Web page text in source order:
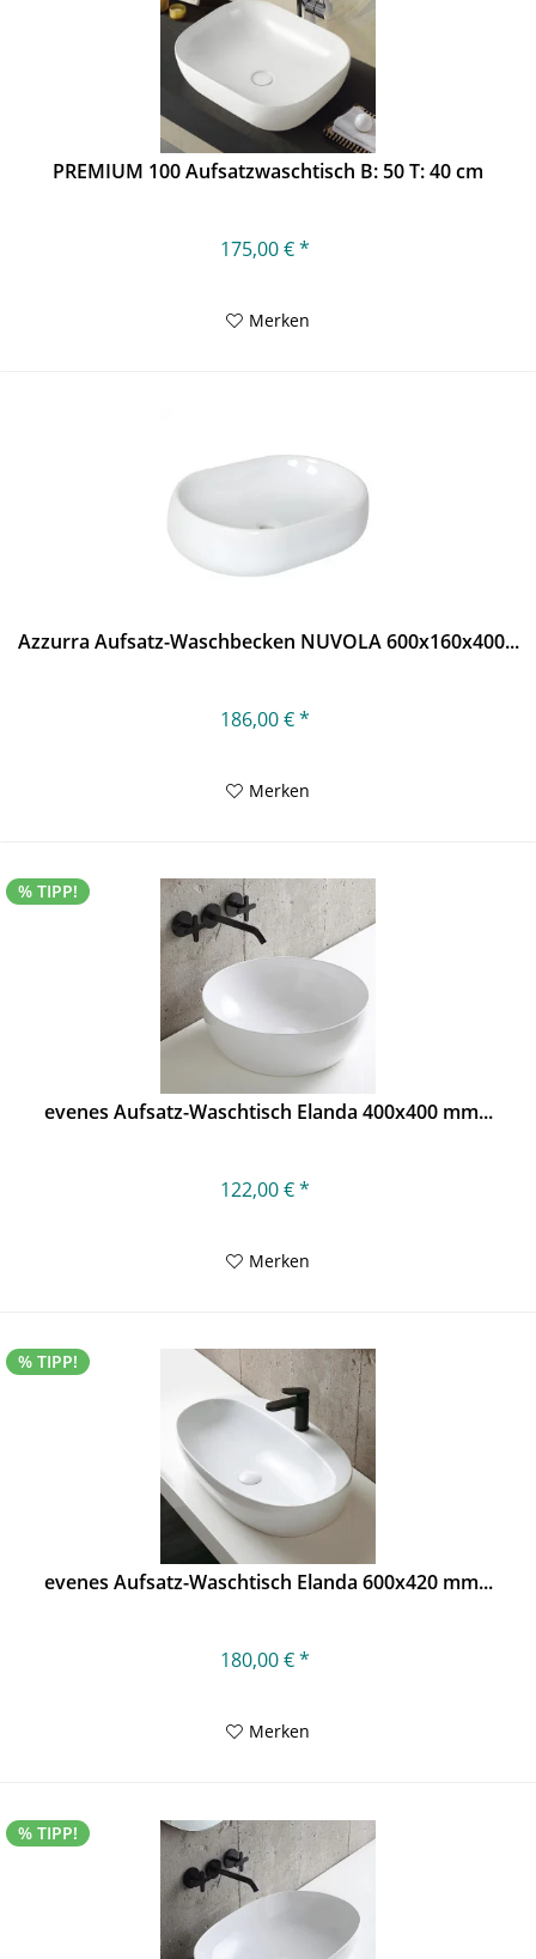
PREMIUM 100 Aufsatzwaschtisch B: 50 T: 40 cm
175,00 € *
Merken
Azzurra Aufsatz-Waschbecken NUVOLA 600x160x400...
186,00 € *
Merken
% TIPP!
evenes Aufsatz-Waschtisch Elanda 400x400 mm...
122,00 € *
Merken
% TIPP!
evenes Aufsatz-Waschtisch Elanda 600x420 mm...
180,00 € *
Merken
% TIPP!